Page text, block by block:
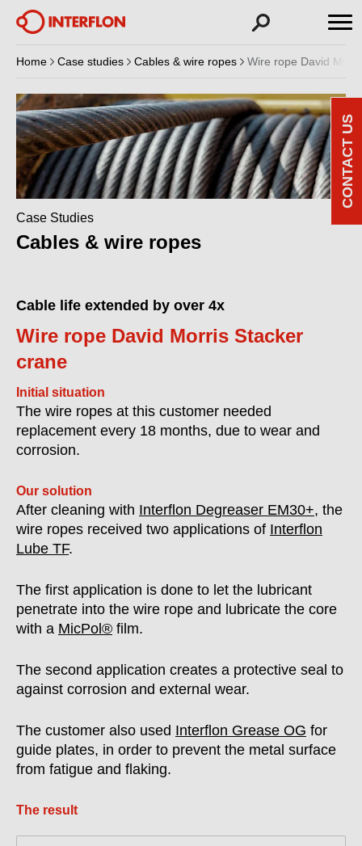
Home Case studies Cables & wire ropes Wire rope David
Case Studies
Cables & wire ropes
Cable life extended by over 4x
Wire rope David Morris Stacker
crane
Initial situation
The wire ropes at this customer needed
replacement every 18 months, due to wear and
corrosion.
Our solution
After cleaning with Interflon Degreaser EM30+, the
wire ropes received two applications of Interflon
Lube TF.
The first application is done to let the lubricant
penetrate into the wire rope and lubricate the core
with a MicPol® film.
The second application creates a protective seal to
against corrosion and external wear.
The customer also used Interflon Grease OG for
guide plates, in order to prevent the metal surface
from fatigue and flaking.
The result
CONTACT US